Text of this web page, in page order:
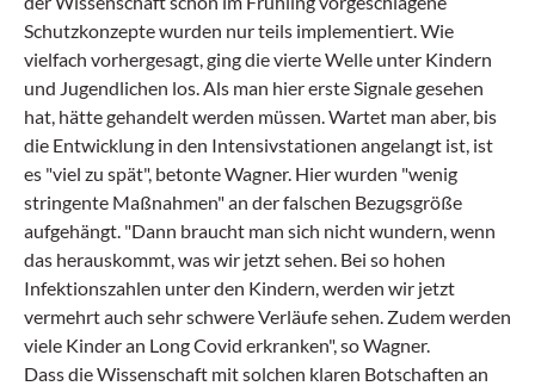
Schutzkonzepte wurden nur teils implementiert. Wie
vielfach vorhergesagt, ging die vierte Welle unter Kindern
und Jugendlichen los. Als man hier erste Signale gesehen
hat, hätte gehandelt werden müssen. Wartet man aber, bis
die Entwicklung in den Intensivstationen angelangt ist, ist
es "viel zu spät", betonte Wagner. Hier wurden "wenig
stringente Maßnahmen" an der falschen Bezugsgröße
aufgehängt. "Dann braucht man sich nicht wundern, wenn
das herauskommt, was wir jetzt sehen. Bei so hohen
Infektionszahlen unter den Kindern, werden wir jetzt
vermehrt auch sehr schwere Verläufe sehen. Zudem werden
viele Kinder an Long Covid erkranken", so Wagner.
Dass die Wissenschaft mit solchen klaren Botschaften an